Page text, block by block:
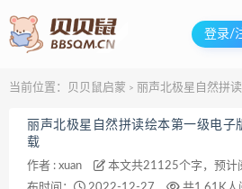
登录/
当前位置： 贝贝鼠启蒙 > 丽声北极星自然拼读绘本
丽声北极星自然拼读绘本第一级电子
载
作者 : xuan 本文共21125个字，预计